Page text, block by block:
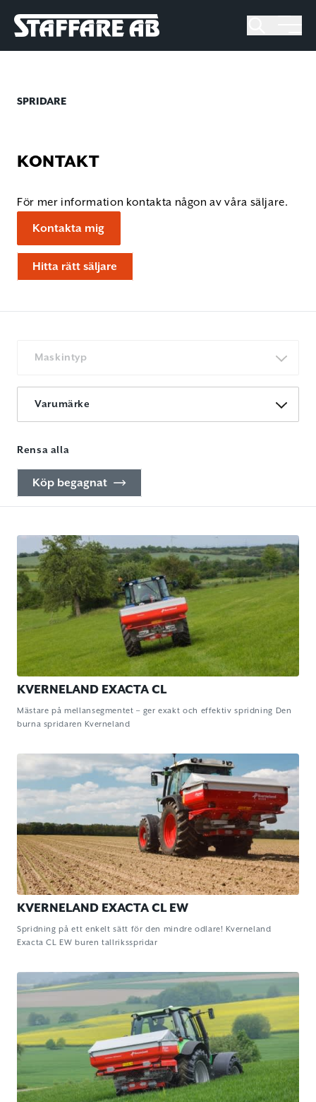
Staffare AB
SPRIDARE
KONTAKT
För mer information kontakta någon av våra säljare.
Kontakta mig
Hitta rätt säljare
Maskintyp
Varumärke
Rensa alla
Köp begagnat
KVERNELAND EXACTA CL
Mästare på mellansegmentet – ger exakt och effektiv spridning Den
burna spridaren Kverneland
KVERNELAND EXACTA CL EW
Spridning på ett enkelt sätt för den mindre odlare! Kverneland
Exacta CL EW buren tallriksspridar